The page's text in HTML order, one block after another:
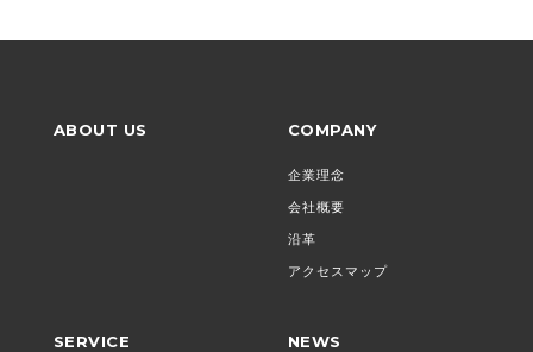
ABOUT US COMPANY
企業理念
会社概要
沿革
アクセスマップ
SERVICE NEWS